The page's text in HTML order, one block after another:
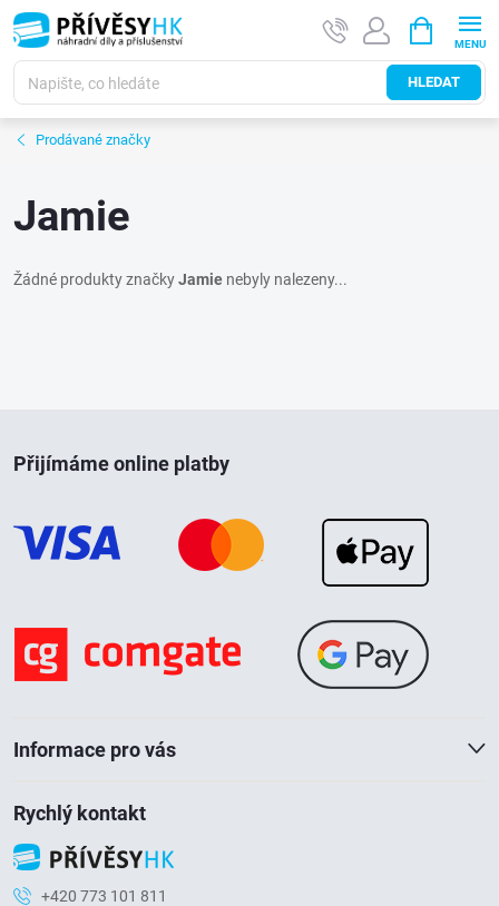
Přejít
na
obsah
HLEDAT
NÁKUPNÍ
KOŠÍK
Prodávané značky
Jamie
Žádné produkty značkyJamie nebyly nalezeny...
p
Přijímáme online platby
Informace pro vás
Rychlý kontakt
+420 773 101 811